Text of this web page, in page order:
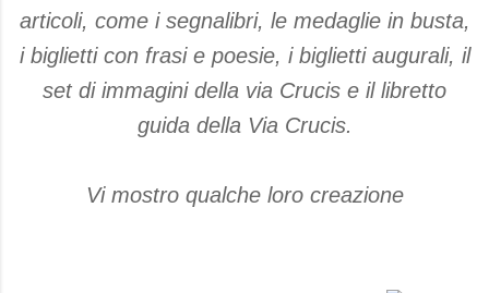
articoli, come i segnalibri, le medaglie in busta,
i biglietti con frasi e poesie, i biglietti augurali, il
set di immagini della via Crucis e il libretto
guida della Via Crucis.
Vi mostro qualche loro creazione